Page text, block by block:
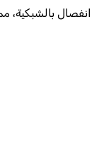
انفصال بالشبكية،